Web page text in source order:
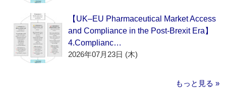
【UK–EU Pharmaceutical Market Access
and Compliance in the Post-Brexit Era】
4.Complianc…
2026年07月23日 (木)
もっと見る »